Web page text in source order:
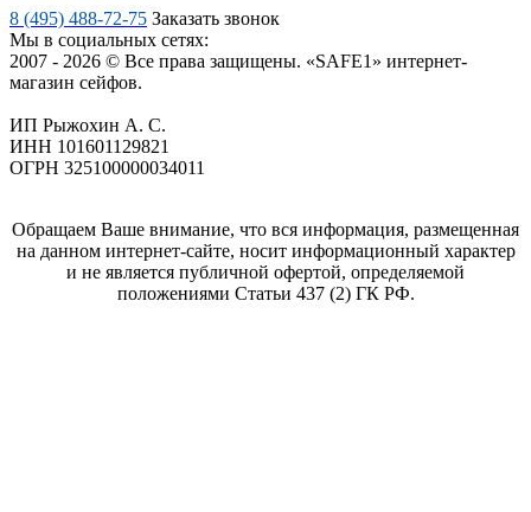
8 (495) 488-72-75 Заказать звонок
Мы в социальных сетях:
2007 - 2026 © Все права защищены. «SAFE1» интернет-
магазин сейфов.
ИП Рыжохин А. С.
ИНН 101601129821
ОГРН 325100000034011
Обращаем Ваше внимание, что вся информация, размещенная
на данном интернет-сайте, носит информационный характер
и не является публичной офертой, определяемой
положениями Статьи 437 (2) ГК РФ.